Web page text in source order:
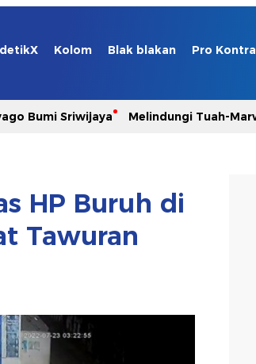
detikX Kolom Blak blakan Pro Kontra
Bumi Sriwijaya Melindungi Tuah-
HP Buruh di
Tawuran